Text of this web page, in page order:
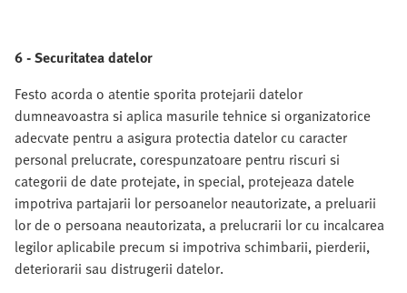
6 - Securitatea datelor
Festo acorda o atentie sporita protejarii datelor
dumneavoastra si aplica masurile tehnice si organizatorice
adecvate pentru a asigura protectia datelor cu caracter
personal prelucrate, corespunzatoare pentru riscuri si
categorii de date protejate, in special, protejeaza datele
impotriva partajarii lor persoanelor neautorizate, a preluarii
lor de o persoana neautorizata, a prelucrarii lor cu incalcarea
legilor aplicabile precum si impotriva schimbarii, pierderii,
deteriorarii sau distrugerii datelor.